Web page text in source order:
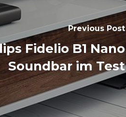
Previous Post
Fidelio B1 Nano
Soundbar im Test